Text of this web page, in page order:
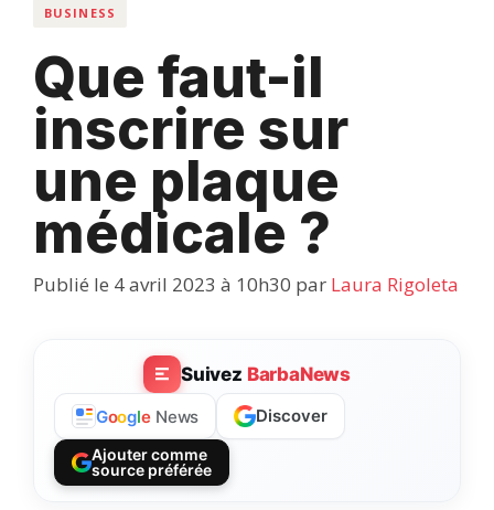
BUSINESS
Que faut-il
inscrire sur
une plaque
médicale ?
Publié le 4 avril 2023 à 10h30 par Laura Rigoleta
Suivez BarbaNews
Google News Discover
Ajouter comme
source préférée